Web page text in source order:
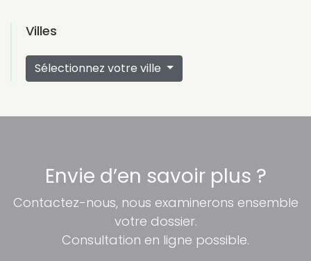
Villes
Sélectionnez votre ville
Envie d’en savoir plus ?
Contactez-nous, nous examinerons ensemble
votre dossier.
Consultation en ligne possible.